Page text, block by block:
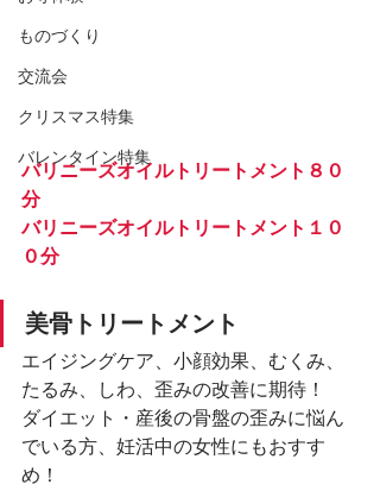
ものづくり
交流会
クリスマス特集
バレンタイン特集
バリニーズオイルトリートメント８０
分
バリニーズオイルトリートメント１０
０分
美骨トリートメント
エイジングケア、小顔効果、むくみ、
たるみ、しわ、歪みの改善に期待！
ダイエット・産後の骨盤の歪みに悩ん
でいる方、妊活中の女性にもおすす
め！